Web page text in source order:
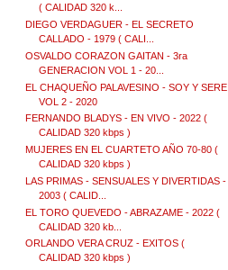
( CALIDAD 320 k...
DIEGO VERDAGUER - EL SECRETO
CALLADO - 1979 ( CALI...
OSVALDO CORAZON GAITAN - 3ra
GENERACION VOL 1 - 20...
EL CHAQUEÑO PALAVESINO - SOY Y SERE
VOL 2 - 2020
FERNANDO BLADYS - EN VIVO - 2022 (
CALIDAD 320 kbps )
MUJERES EN EL CUARTETO AÑO 70-80 (
CALIDAD 320 kbps )
LAS PRIMAS - SENSUALES Y DIVERTIDAS -
2003 ( CALID...
EL TORO QUEVEDO - ABRAZAME - 2022 (
CALIDAD 320 kb...
ORLANDO VERA CRUZ - EXITOS (
CALIDAD 320 kbps )